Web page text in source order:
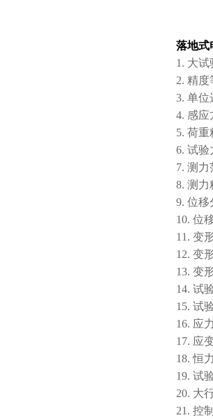
落地式
1. 大
2. 精
3. 单
4. 感
5. 荷
6. 试验
7. 测
8. 测
9. 位
10. 位
11. 变
12. 变
13. 变
14. 试
15. 试
16. 应
17. 应
18. 恒
19. 试
20. 大
21. 控